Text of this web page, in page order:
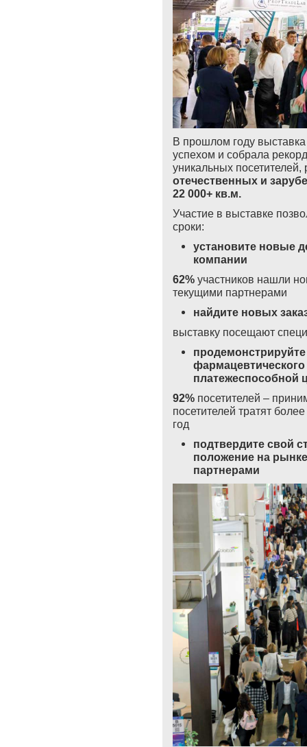
В прошлом году
успехом и собрала
уникальных посетителей,
отечественных и
22 000+ кв.м.
Участие в выставке
сроки:
установите новые
компании
62% участников нашли
текущими партнерами
найдите новых
выставку посещают
платежеспособной
92% посетителей –
посетителей тратят
год
подтвердите свой
положение на
партнерами